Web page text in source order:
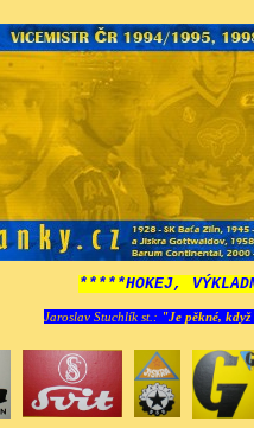
*****HOKEJ,
Jaroslav Stuchlík st.: "Je pěkné,